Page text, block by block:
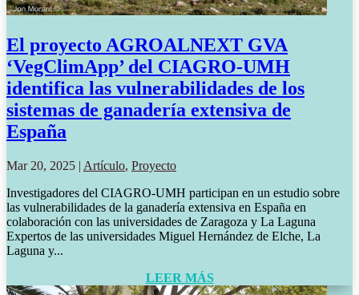
El proyecto AGROALNEXT GVA
‘VegClimApp’ del CIAGRO-UMH
identifica las vulnerabilidades de los
sistemas de ganadería extensiva de
España
Mar 20, 2025 | Artículo, Proyecto
Investigadores del CIAGRO-UMH participan en un estudio sobre
las vulnerabilidades de la ganadería extensiva en España en
colaboración con las universidades de Zaragoza y La Laguna
Expertos de las universidades Miguel Hernández de Elche, La
Laguna y...
LEER MÁS